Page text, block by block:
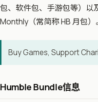
包、软件包、手游包等）以
Monthly（常简称 HB 月包）。
Buy Games, Support
Humble Bundle信息​